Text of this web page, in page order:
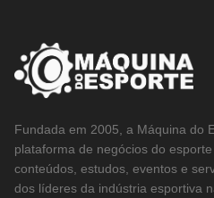
Fundada em 2005, a Máquina do
plataforma de negócios do
conteúdos, estudos, eventos e
dos líderes da indústria esportiva